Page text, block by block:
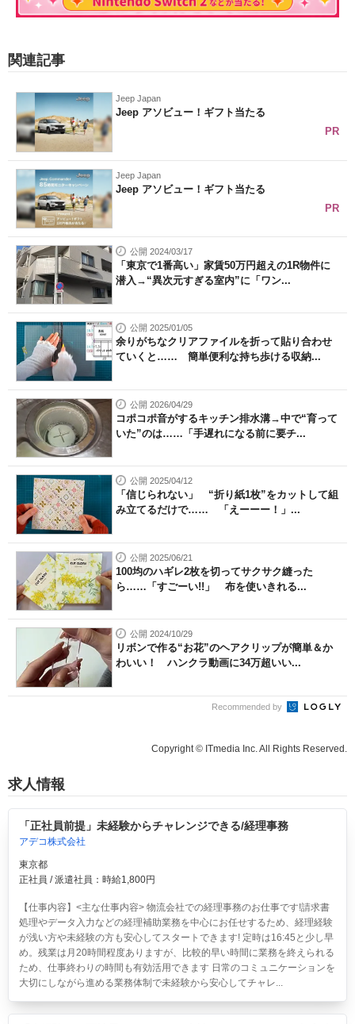
関連記事
Jeep Japan
Jeep アソビュー！ギフト当たる
PR
Jeep Japan
Jeep アソビュー！ギフト当たる
PR
公開 2024/03/17
「東京で1番高い」家賃50万円超えの1R物件に
潜入→“異次元すぎる室内”に「ワン...
公開 2025/01/05
余りがちなクリアファイルを折って貼り合わせ
ていくと…… 簡単便利な持ち歩ける収納...
公開 2026/04/29
コポコポ音がするキッチン排水溝→中で“育って
いた”のは……「手遅れになる前に要チ...
公開 2025/04/12
「信じられない」 “折り紙1枚”をカットして組
み立てるだけで…… 「えーーー！」...
公開 2025/06/21
100均のハギレ2枚を切ってサクサク縫った
ら……「すごーい!!」 布を使いきれる...
公開 2024/10/29
リボンで作る“お花”のヘアクリップが簡単＆か
わいい！ ハンクラ動画に34万超いい...
Recommended by
Copyright © ITmedia Inc. All Rights Reserved.
求人情報
「正社員前提」未経験からチャレンジできる/経理事務
アデコ株式会社
東京都
正社員 / 派遣社員：時給1,800円
【仕事内容】<主な仕事内容> 物流会社での経理事務のお仕事です!請求書
処理やデータ入力などの経理補助業務を中心にお任せするため、経理経験
が浅い方や未経験の方も安心してスタートできます! 定時は16:45と少し早
め。残業は月20時間程度ありますが、比較的早い時間に業務を終えられる
ため、仕事終わりの時間も有効活用できます 日常のコミュニケーションを
大切にしながら進める業務体制で未経験から安心してチャレ...